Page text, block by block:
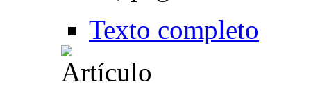
Texto completo